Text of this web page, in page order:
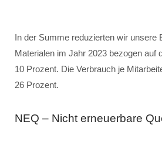
In der Summe reduzierten wir unsere
Materialen im Jahr 2023 bezogen auf
10 Prozent. Die Verbrauch je
26 Prozent.
NEQ – Nicht erneuerbare